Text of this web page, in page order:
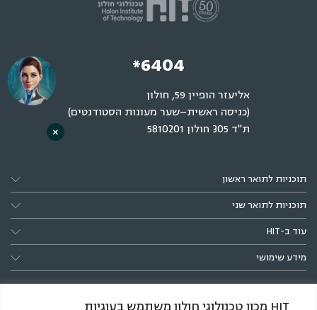
*6404
אליעזר הופיין 59, חולון
(כניסה ראשית–שער מעונות הסטודנטים)
ת"ד 305 חולון 5810201
תוכניות לתואר ראשון
תוכניות לתואר שני
עוד ב-HIT
מידע שימושי
×